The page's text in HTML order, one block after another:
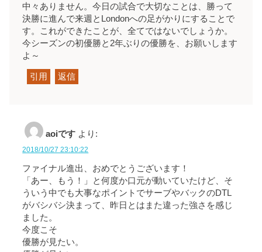
中々ありません。今日の試合で大切なことは、勝って
決勝に進んで来週とLondonへの足がかりにすることで
す。これができたことが、全てではないでしょうか。
今シーズンの初優勝と2年ぶりの優勝を、お願いします
よ～
引用 返信
aoiです より:
2018/10/27 23:10:22
ファイナル進出、おめでとうございます！
「あー、もう！」と何度か口元が動いていたけど、そ
ういう中でも大事なポイントでサーブやバックのDTL
がバシバシ決まって、昨日とはまた違った強さを感じ
ました。
今度こそ
優勝が見たい。